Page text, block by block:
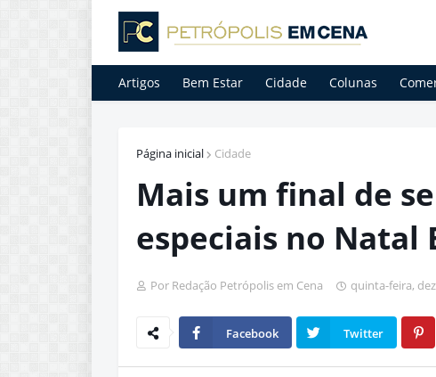
Artigos Bem Estar Cidade Colunas
Página inicial Cidade
Mais um final de
especiais no Natal
Por Redação Petrópolis em Cena quinta-feira,
Facebook Twitter